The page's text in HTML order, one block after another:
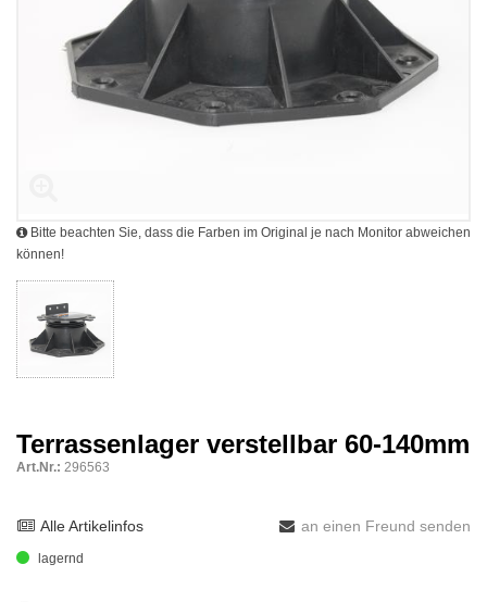
Bitte beachten Sie, dass die Farben im Original je nach Monitor abweichen
können!
Terrassenlager verstellbar 60-140mm
Art.Nr.: 296563
Alle Artikelinfos an einen Freund senden
lagernd